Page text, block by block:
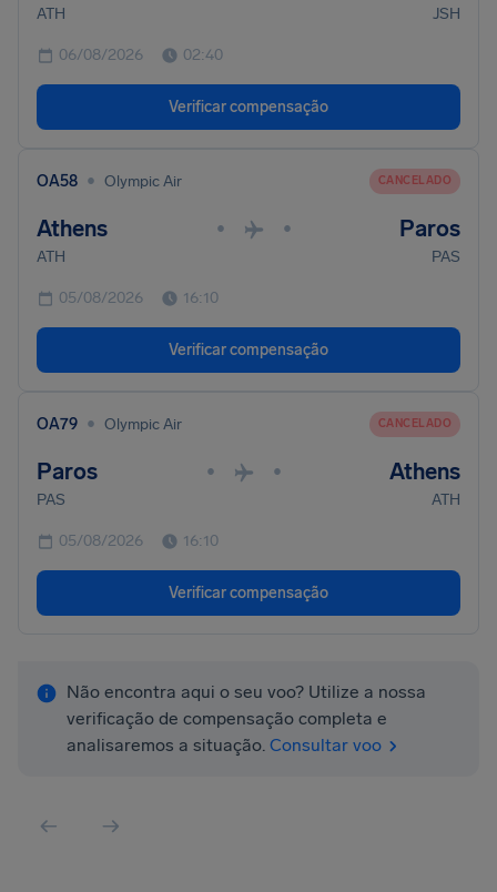
ATH JSH
06/08/2026 02:40
Verificar compensação
OA58 • Olympic Air CANCELADO
Athens • • Paros
ATH PAS
05/08/2026 16:10
Verificar compensação
OA79 • Olympic Air CANCELADO
Paros • • Athens
PAS ATH
05/08/2026 16:10
Verificar compensação
Não encontra aqui o seu voo? Utilize a nossa
verificação de compensação completa e
analisaremos a situação. Consultar voo